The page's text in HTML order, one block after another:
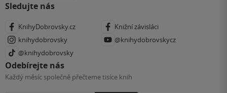
Sledujte nás
KnihyDobrovsky.cz
Knižní závisláci
knihydobrovsky
@knihydobrovskycz
@knihydobrovsky
Odebírejte nás
Každý měsíc společně přečteme tisíce knih